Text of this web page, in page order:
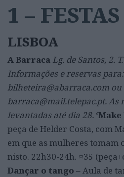
1 – FESTAS
LISBOA
A Barraca Lg. de Santos, 2.
Informações e reservas para:
bilheteira@abarraca.com ou
barraca@mail.telepac.pt. As
levantadas até dia 28.
peça de Helder Costa, com
em que as mulheres tomam
nisto. 22h30-24h. ¤35
Dançar o tango – Aula de